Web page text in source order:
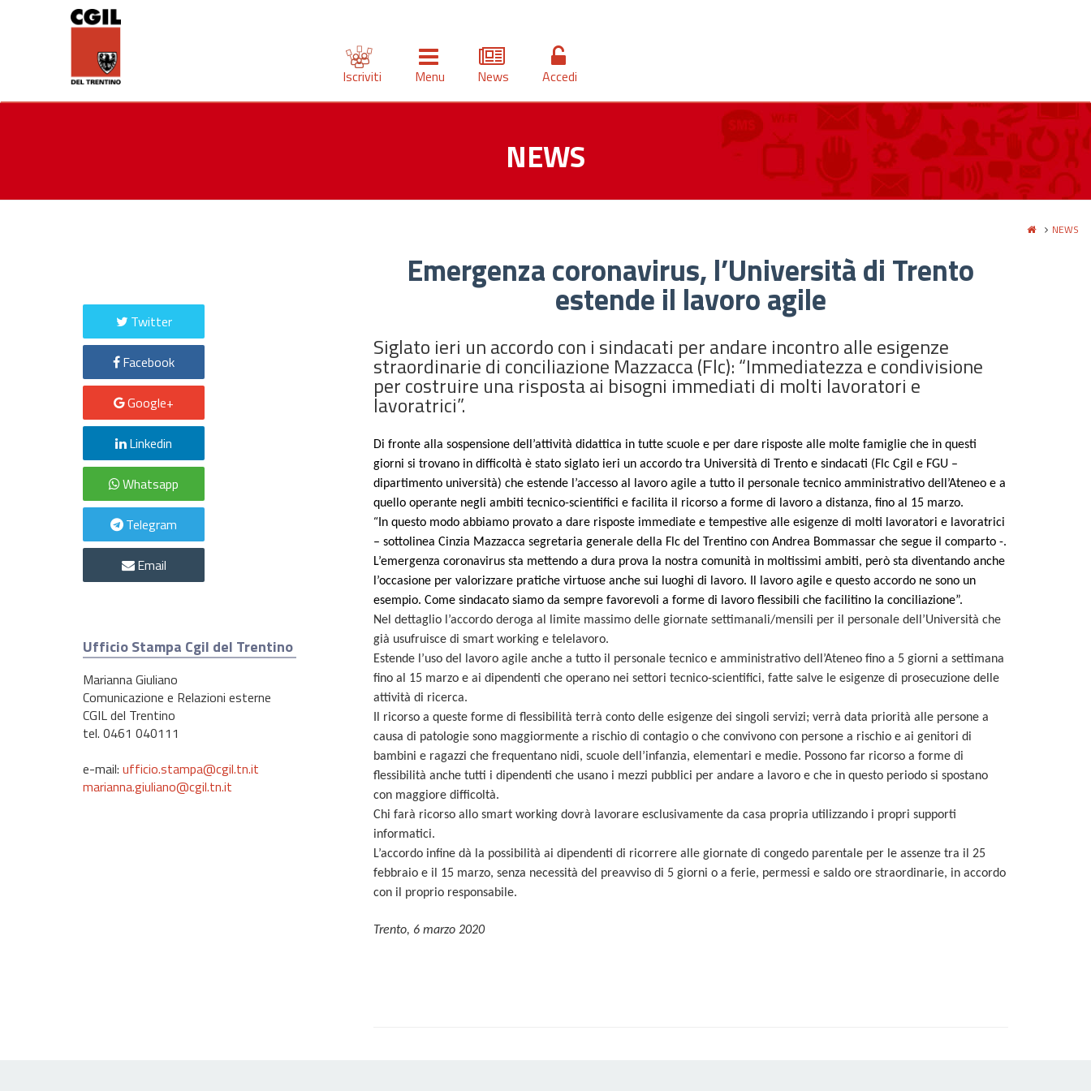
Iscriviti Menu News Accedi
NEWS
NEWS
Emergenza coronavirus, l’Università di Trento
estende il lavoro agile
Siglato ieri un accordo con i sindacati per andare incontro alle esigenze
straordinarie di conciliazione Mazzacca (Flc): “Immediatezza e condivisione
per costruire una risposta ai bisogni immediati di molti lavoratori e
lavoratrici”.
Di fronte alla sospensione dell’attività didattica in tutte scuole e per dare risposte alle molte famiglie che in questi
giorni si trovano in difficoltà è stato siglato ieri un accordo tra Università di Trento e sindacati (Flc Cgil e FGU –
dipartimento università) che estende l’accesso al lavoro agile a tutto il personale tecnico amministrativo dell’Ateneo e a
quello operante negli ambiti tecnico-scientifici e facilita il ricorso a forme di lavoro a distanza, fino al 15 marzo.
“In questo modo abbiamo provato a dare risposte immediate e tempestive alle esigenze di molti lavoratori e lavoratrici
– sottolinea Cinzia Mazzacca segretaria generale della Flc del Trentino con Andrea Bommassar che segue il comparto -.
L’emergenza coronavirus sta mettendo a dura prova la nostra comunità in moltissimi ambiti, però sta diventando anche
l’occasione per valorizzare pratiche virtuose anche sui luoghi di lavoro. Il lavoro agile e questo accordo ne sono un
esempio. Come sindacato siamo da sempre favorevoli a forme di lavoro flessibili che facilitino la conciliazione”.
Nel dettaglio l’accordo deroga al limite massimo delle giornate settimanali/mensili per il personale dell’Università che
già usufruisce di smart working e telelavoro.
Estende l’uso del lavoro agile anche a tutto il personale tecnico e amministrativo dell’Ateneo fino a 5 giorni a settimana
fino al 15 marzo e ai dipendenti che operano nei settori tecnico-scientifici, fatte salve le esigenze di prosecuzione delle
attività di ricerca.
Il ricorso a queste forme di flessibilità terrà conto delle esigenze dei singoli servizi; verrà data priorità alle persone a
causa di patologie sono maggiormente a rischio di contagio o che convivono con persone a rischio e ai genitori di
bambini e ragazzi che frequentano nidi, scuole dell’infanzia, elementari e medie. Possono far ricorso a forme di
flessibilità anche tutti i dipendenti che usano i mezzi pubblici per andare a lavoro e che in questo periodo si spostano
con maggiore difficoltà.
Chi farà ricorso allo smart working dovrà lavorare esclusivamente da casa propria utilizzando i propri supporti
informatici.
L’accordo infine dà la possibilità ai dipendenti di ricorrere alle giornate di congedo parentale per le assenze tra il 25
febbraio e il 15 marzo, senza necessità del preavviso di 5 giorni o a ferie, permessi e saldo ore straordinarie, in accordo
con il proprio responsabile.
Trento, 6 marzo 2020
Twitter
Facebook
Google+
Linkedin
Whatsapp
Telegram
Email
Ufficio Stampa Cgil del Trentino
Marianna Giuliano
Comunicazione e Relazioni esterne
CGIL del Trentino
tel. 0461 040111
e-mail: ufficio.stampa@cgil.tn.it
marianna.giuliano@cgil.tn.it